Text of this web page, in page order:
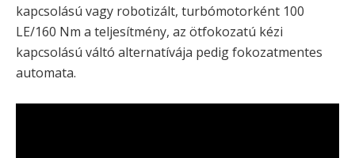
kapcsolású vagy robotizált, turbómotorként 100
LE/160 Nm a teljesítmény, az ötfokozatú kézi
kapcsolású váltó alternatívája pedig fokozatmentes
automata.